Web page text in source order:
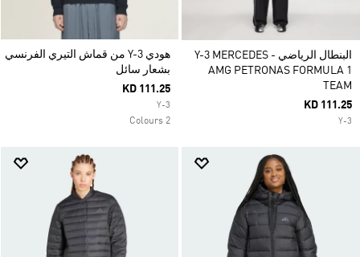
البنطال الرياضي Y-3 MERCEDES -
AMG PETRONAS FORMULA 1
TEAM
KD 111.25
Y-3
هودي Y-3 من قماش التيري الفرنسي
بشعار سائل
KD 111.25
Y-3
2 Colours